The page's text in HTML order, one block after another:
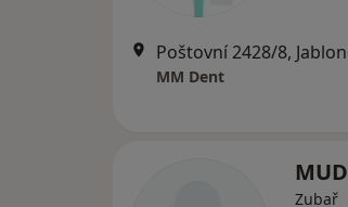
Poštovní 2428/8,
MM Dent
Zubař